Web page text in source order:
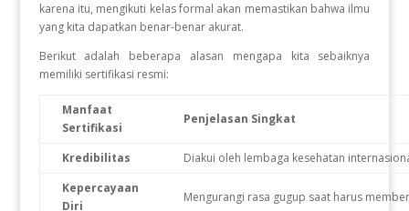
karena itu, mengikuti kelas formal akan memastikan bahwa ilmu
yang kita dapatkan benar-benar akurat.
Berikut adalah beberapa alasan mengapa kita sebaiknya
memiliki sertifikasi resmi:
Manfaat
Sertifikasi
Penjelasan Singkat
Kredibilitas
Diakui oleh lembaga kesehatan
Kepercayaan
Diri
Mengurangi rasa gugup saat harus